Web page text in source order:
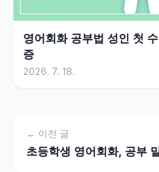
영어회화 공부법 성인 첫
증
2026. 7. 18.
← 이전 글
초등학생 영어회화, 공부